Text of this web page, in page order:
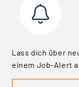
Lass dich über
einem Job-Alert